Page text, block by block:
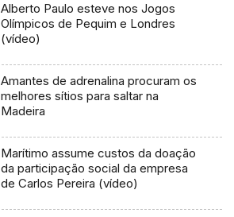
Alberto Paulo esteve nos Jogos
Olímpicos de Pequim e Londres
(vídeo)
Amantes de adrenalina procuram os
melhores sítios para saltar na
Madeira
Marítimo assume custos da doação
da participação social da empresa
de Carlos Pereira (vídeo)